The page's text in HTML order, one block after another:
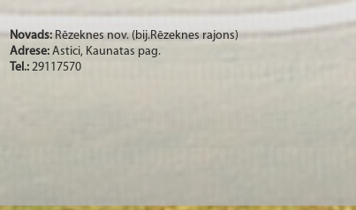
Novads:Rēzeknes nov. (bij.Rēzeknes rajons)
Adrese: Astici, Kaunatas pag.
Tel.: 29117570